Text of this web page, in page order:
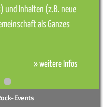
und Inhalten (z.B. neue
als Ganzes
» weitere Infos
Events